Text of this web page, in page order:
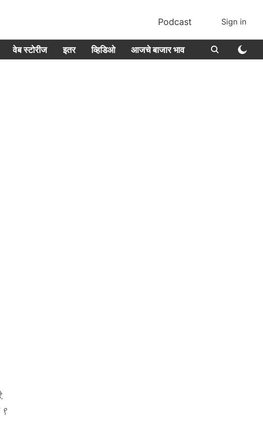
Podcast Sign in
वेब स्टोरीज इतर व्हिडिओ आजचे बाजार भाव
९